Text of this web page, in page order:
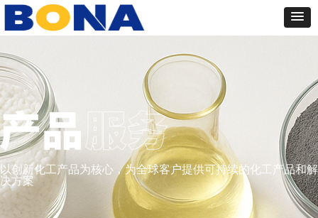
以创新化工产品为核心，为全球客户提供可持续的化工产品和解
决方案